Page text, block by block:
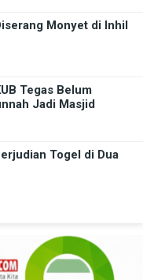
Monyet di Inhil
Tegas Belum
Jadi Masjid
Togel di Dua